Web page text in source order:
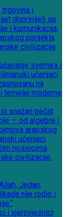
trgovina i
doprinijeli su
i komunikacija,
porijekla
civilizacije
svemira i
učenjaci
na
temelje moderne
snažan pečat
— od algebre i
arapskog
učenjaci
nosiocima
civilizacije.
Jedan,
nije rodio i
i vjerovjesnici